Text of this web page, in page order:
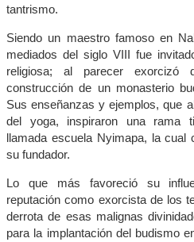
tantrismo.
Siendo un maestro famoso en
mediados del siglo VIII fue
religiosa; al parecer exorcizó
construcción de un monasterio
Sus enseñanzas y ejemplos, que
del yoga, inspiraron una rama
llamada escuela Nyimapa, la cual
su fundador.
Lo que más favoreció su
reputación como exorcista de los
derrota de esas malignas
para la implantación del budismo